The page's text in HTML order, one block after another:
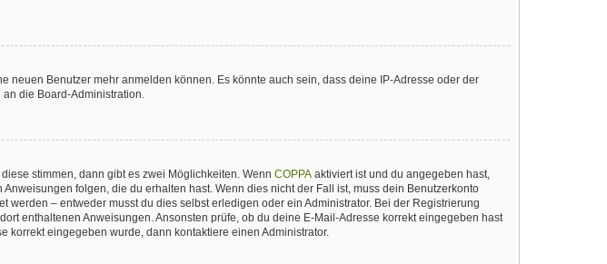
Benutzer mehr anmelden können. Es könnte auch sein, dass deine IP-Adresse oder der
die Board-Administration.
stimmen, dann gibt es zwei Möglichkeiten. Wenn COPPA aktiviert ist und du angegeben hast,
folgen, die du erhalten hast. Wenn dies nicht der Fall ist, muss dein Benutzerkonto
– entweder musst du dies selbst erledigen oder ein Administrator. Bei der Registrierung
enthaltenen Anweisungen. Ansonsten prüfe, ob du deine E-Mail-Adresse korrekt eingegeben hast
korrekt eingegeben wurde, dann kontaktiere einen Administrator.